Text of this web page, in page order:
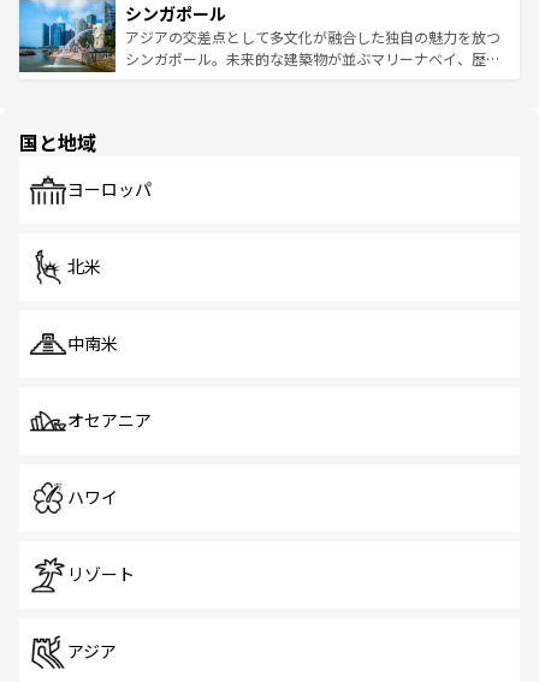
参照してほしい。
激する。気候は一年中温暖で、どの季節にも異なる楽しみ
が待っている。親しみやすいタイの人々、仏教を中心とし
た文化、そして多様な観光資源が、訪れる旅人を魅了し続
み、どこを訪れても感動するはず。観光スポットが密集し
ており、効率よく見どころを回れるのも魅力。息をのむよ
うな絶景から文化的な体験まで、香港を存分に楽しみ尽く
シンガポール
アジアの交差点として多文化が融合した独自の魅力を放つ
シンガポール。未来的な建築物が並ぶマリーナベイ、歴史
で、ホーカーズは地元の風情を楽しめる外せないスポット
国と地域
ヨーロッパ
北米
中南米
オセアニア
ハワイ
リゾート
アジア